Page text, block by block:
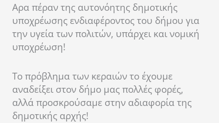
Αρα πέραν της αυτονόητης δημοτικής
υποχρέωσης ενδιαφέροντος του δήμου για
την υγεία των πολιτών, υπάρχει και νομική
υποχρέωση!
Το πρόβλημα των κεραιών το έχουμε
αναδείξει στον δήμο μας πολλές φορές,
αλλά προσκρούσαμε στην αδιαφορία της
δημοτικής αρχής!